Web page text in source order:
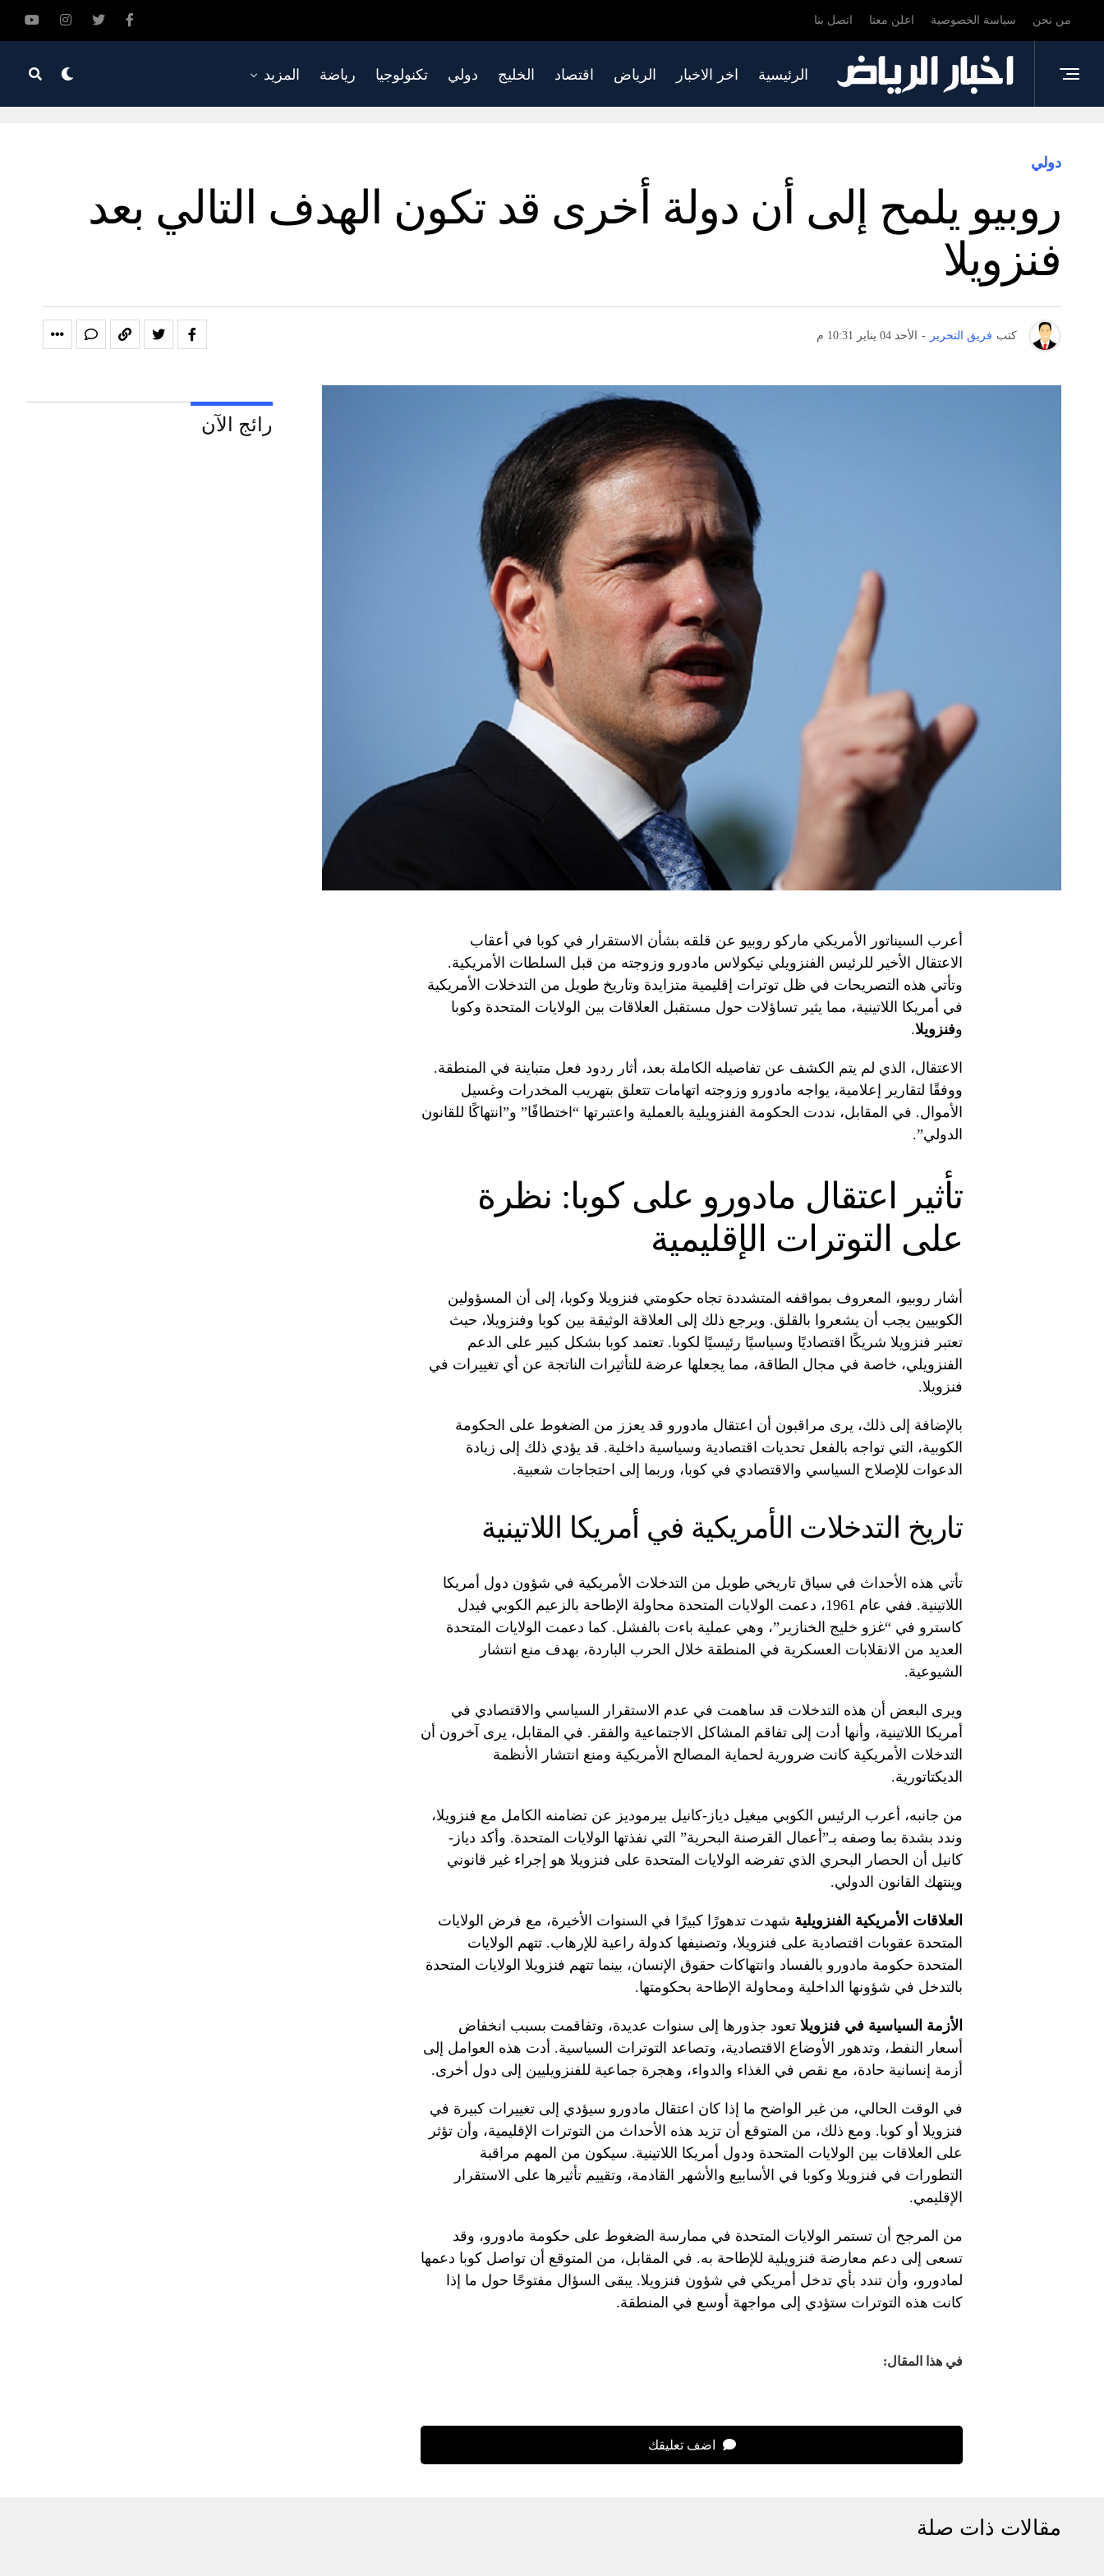
من نحن سياسة الخصوصية اعلن معنا اتصل بنا
الرئيسية اخر الاخبار الرياض اقتصاد الخليج دولي تكنولوجيا رياضة المزيد
دولي
روبيو يلمح إلى أن دولة أخرى قد تكون الهدف التالي بعد
فنزويلا
كتب فريق التحرير - الأحد 04 يناير 10:31 م
أعرب السيناتور الأمريكي ماركو روبيو عن قلقه بشأن الاستقرار في كوبا في أعقاب
الاعتقال الأخير للرئيس الفنزويلي نيكولاس مادورو وزوجته من قبل السلطات الأمريكية.
وتأتي هذه التصريحات في ظل توترات إقليمية متزايدة وتاريخ طويل من التدخلات الأمريكية
في أمريكا اللاتينية، مما يثير تساؤلات حول مستقبل العلاقات بين الولايات المتحدة وكوبا
وفنزويلا.
الاعتقال، الذي لم يتم الكشف عن تفاصيله الكاملة بعد، أثار ردود فعل متباينة في المنطقة.
ووفقًا لتقارير إعلامية، يواجه مادورو وزوجته اتهامات تتعلق بتهريب المخدرات وغسيل
الأموال. في المقابل، نددت الحكومة الفنزويلية بالعملية واعتبرتها “اختطافًا” و”انتهاكًا للقانون
الدولي”.
تأثير اعتقال مادورو على كوبا: نظرة
على التوترات الإقليمية
أشار روبيو، المعروف بمواقفه المتشددة تجاه حكومتي فنزويلا وكوبا، إلى أن المسؤولين
الكوبيين يجب أن يشعروا بالقلق. ويرجع ذلك إلى العلاقة الوثيقة بين كوبا وفنزويلا، حيث
تعتبر فنزويلا شريكًا اقتصاديًا وسياسيًا رئيسيًا لكوبا. تعتمد كوبا بشكل كبير على الدعم
الفنزويلي، خاصة في مجال الطاقة، مما يجعلها عرضة للتأثيرات الناتجة عن أي تغييرات في
فنزويلا.
بالإضافة إلى ذلك، يرى مراقبون أن اعتقال مادورو قد يعزز من الضغوط على الحكومة
الكوبية، التي تواجه بالفعل تحديات اقتصادية وسياسية داخلية. قد يؤدي ذلك إلى زيادة
الدعوات للإصلاح السياسي والاقتصادي في كوبا، وربما إلى احتجاجات شعبية.
تاريخ التدخلات الأمريكية في أمريكا اللاتينية
تأتي هذه الأحداث في سياق تاريخي طويل من التدخلات الأمريكية في شؤون دول أمريكا
اللاتينية. ففي عام 1961، دعمت الولايات المتحدة محاولة الإطاحة بالزعيم الكوبي فيدل
كاسترو في “غزو خليج الخنازير”، وهي عملية باءت بالفشل. كما دعمت الولايات المتحدة
العديد من الانقلابات العسكرية في المنطقة خلال الحرب الباردة، بهدف منع انتشار
الشيوعية.
ويرى البعض أن هذه التدخلات قد ساهمت في عدم الاستقرار السياسي والاقتصادي في
أمريكا اللاتينية، وأنها أدت إلى تفاقم المشاكل الاجتماعية والفقر. في المقابل، يرى آخرون أن
التدخلات الأمريكية كانت ضرورية لحماية المصالح الأمريكية ومنع انتشار الأنظمة
الديكتاتورية.
من جانبه، أعرب الرئيس الكوبي ميغيل دياز-كانيل بيرموديز عن تضامنه الكامل مع فنزويلا،
وندد بشدة بما وصفه بـ”أعمال القرصنة البحرية” التي نفذتها الولايات المتحدة. وأكد دياز-
كانيل أن الحصار البحري الذي تفرضه الولايات المتحدة على فنزويلا هو إجراء غير قانوني
وينتهك القانون الدولي.
العلاقات الأمريكية الفنزويلية شهدت تدهورًا كبيرًا في السنوات الأخيرة، مع فرض الولايات
المتحدة عقوبات اقتصادية على فنزويلا، وتصنيفها كدولة راعية للإرهاب. تتهم الولايات
المتحدة حكومة مادورو بالفساد وانتهاكات حقوق الإنسان، بينما تتهم فنزويلا الولايات المتحدة
بالتدخل في شؤونها الداخلية ومحاولة الإطاحة بحكومتها.
الأزمة السياسية في فنزويلا تعود جذورها إلى سنوات عديدة، وتفاقمت بسبب انخفاض
أسعار النفط، وتدهور الأوضاع الاقتصادية، وتصاعد التوترات السياسية. أدت هذه العوامل إلى
أزمة إنسانية حادة، مع نقص في الغذاء والدواء، وهجرة جماعية للفنزويليين إلى دول أخرى.
في الوقت الحالي، من غير الواضح ما إذا كان اعتقال مادورو سيؤدي إلى تغييرات كبيرة في
فنزويلا أو كوبا. ومع ذلك، من المتوقع أن تزيد هذه الأحداث من التوترات الإقليمية، وأن تؤثر
على العلاقات بين الولايات المتحدة ودول أمريكا اللاتينية. سيكون من المهم مراقبة
التطورات في فنزويلا وكوبا في الأسابيع والأشهر القادمة، وتقييم تأثيرها على الاستقرار
الإقليمي.
من المرجح أن تستمر الولايات المتحدة في ممارسة الضغوط على حكومة مادورو، وقد
تسعى إلى دعم معارضة فنزويلية للإطاحة به. في المقابل، من المتوقع أن تواصل كوبا دعمها
لمادورو، وأن تندد بأي تدخل أمريكي في شؤون فنزويلا. يبقى السؤال مفتوحًا حول ما إذا
كانت هذه التوترات ستؤدي إلى مواجهة أوسع في المنطقة.
في هذا المقال:
اضف تعليقك
رائج الآن
مقالات ذات صلة